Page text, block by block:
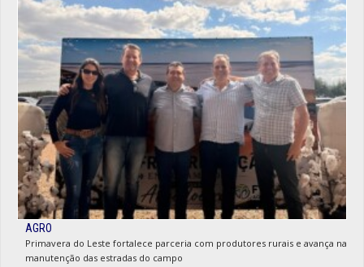
AGRO
Primavera do Leste fortalece parceria com produtores rurais e avança na
manutenção das estradas do campo